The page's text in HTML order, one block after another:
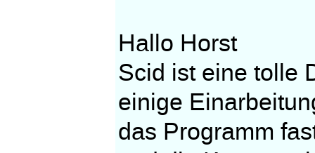
Hallo Horst
Scid ist eine tolle
einige
das Programm